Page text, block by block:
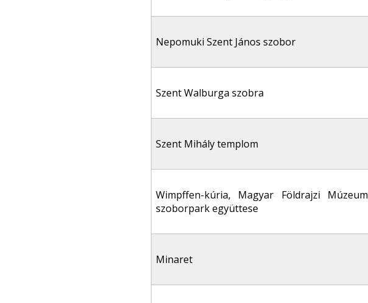
Nepomuki Szent János szobor
Szent Walburga szobra
Szent Mihály templom
Wimpffen-kúria, Magyar Földrajzi Múzeum
szoborpark együttese
Minaret